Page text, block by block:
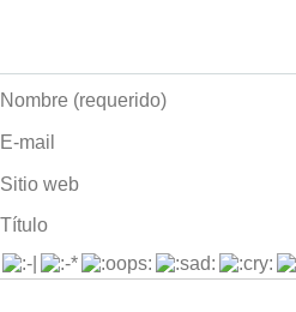
Nombre (requerido)
E-mail
Sitio web
Título